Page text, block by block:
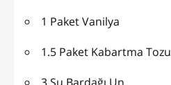
1 Paket Vanilya
1.5 Paket Kabartma Tozu